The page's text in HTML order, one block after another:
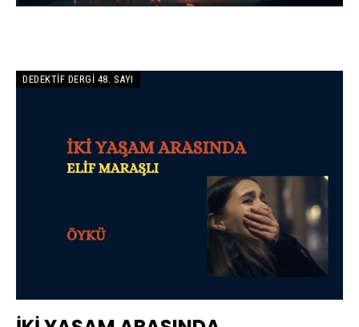
DEDEKTIF DERGI 48. SAYI